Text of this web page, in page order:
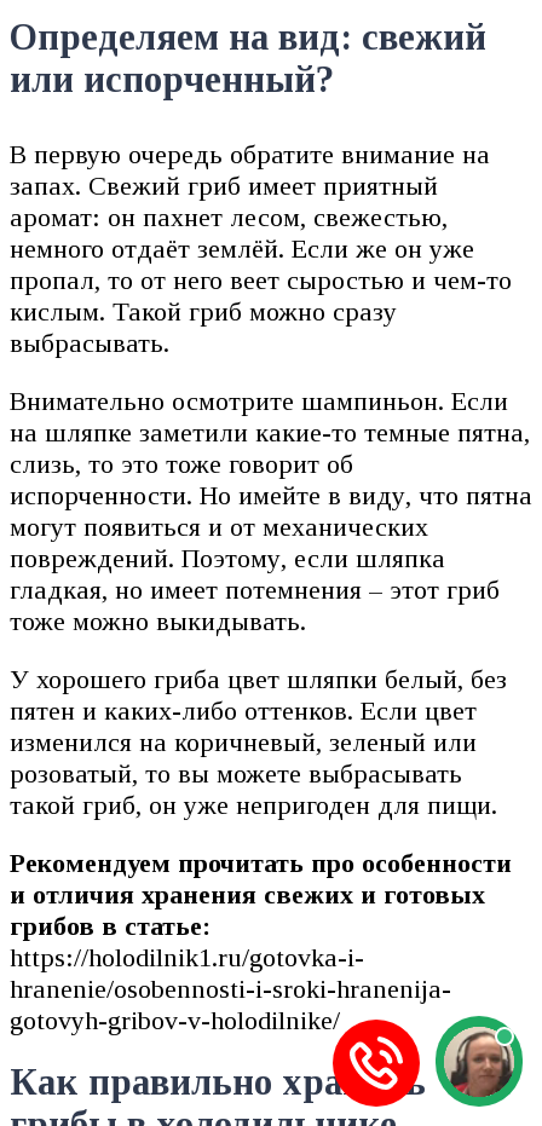
Определяем на вид: свежий
или испорченный?
В первую очередь обратите внимание на
запах. Свежий гриб имеет приятный
аромат: он пахнет лесом, свежестью,
немного отдаёт землёй. Если же он уже
пропал, то от него веет сыростью и чем-то
кислым. Такой гриб можно сразу
выбрасывать.
Внимательно осмотрите шампиньон. Если
на шляпке заметили какие-то темные пятна,
слизь, то это тоже говорит об
испорченности. Но имейте в виду, что пятна
могут появиться и от механических
повреждений. Поэтому, если шляпка
гладкая, но имеет потемнения – этот гриб
тоже можно выкидывать.
У хорошего гриба цвет шляпки белый, без
пятен и каких-либо оттенков. Если цвет
изменился на коричневый, зеленый или
розоватый, то вы можете выбрасывать
такой гриб, он уже непригоден для пищи.
Рекомендуем прочитать про особенности
и отличия хранения свежих и готовых
грибов в статье:
https://holodilnik1.ru/gotovka-i-
hranenie/osobennosti-i-sroki-hranenija-
gotovyh-gribov-v-holodilnike/
Как правильно хранить